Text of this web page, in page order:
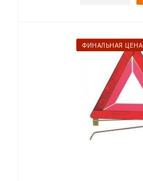
ФИНАЛЬНАЯ ЦЕНА